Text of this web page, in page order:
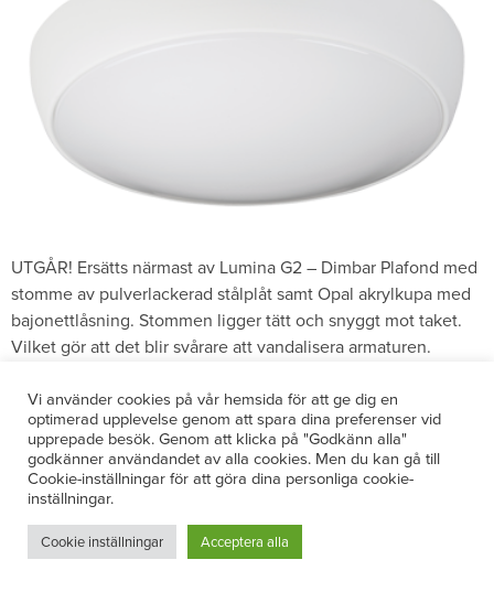
UTGÅR! Ersätts närmast av Lumina G2 – Dimbar Plafond med
stomme av pulverlackerad stålplåt samt Opal akrylkupa med
bajonettlåsning. Stommen ligger tätt och snyggt mot taket.
Vilket gör att det blir svårare att vandalisera armaturen.
Konstruktionen gör att plafonden blir IP-44 klassad.
Kabelanslutning via armaturens baksida samt […]
Laicy Sensor On/Off
Vi använder cookies på vår hemsida för att ge dig en
optimerad upplevelse genom att spara dina preferenser vid
upprepade besök. Genom att klicka på "Godkänn alla"
godkänner användandet av alla cookies. Men du kan gå till
Cookie-inställningar för att göra dina personliga cookie-
inställningar.
Cookie inställningar Acceptera alla